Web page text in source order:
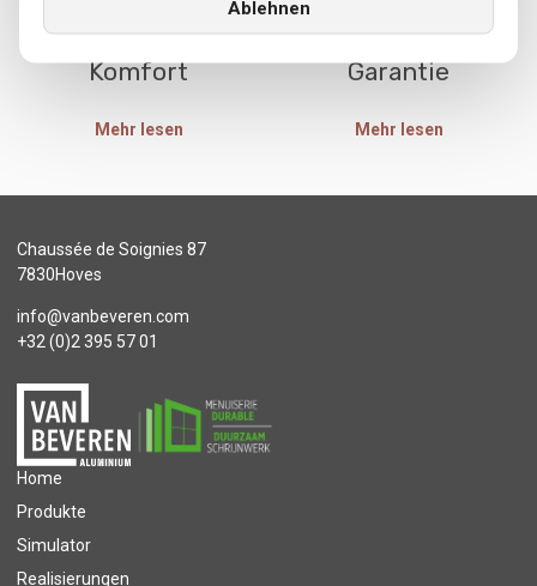
Komfort
Mehr lesen
Garantie
Mehr lesen
Chaussée de Soignies 87
7830Hoves
info@vanbeveren.com
+32 (0)2 395 57 01
Home
Produkte
Simulator
Realisierungen
Ablehnen